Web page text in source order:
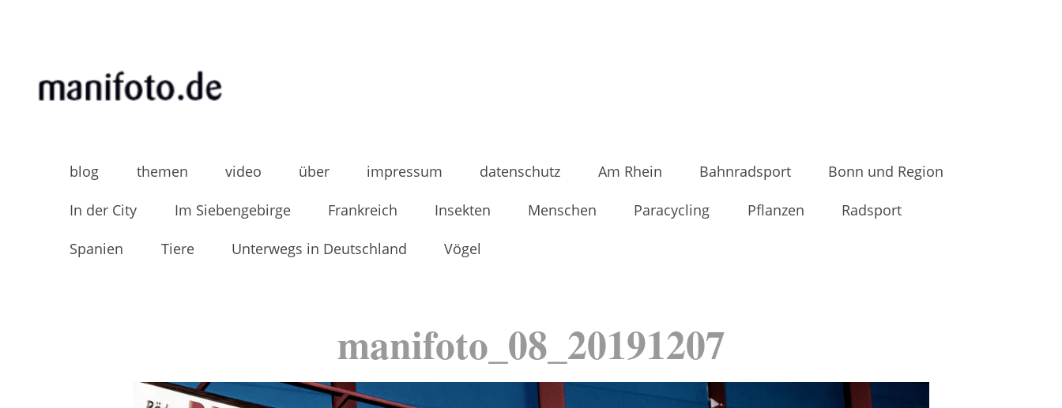
blog themen video über impressum datenschutz Am Rhein Bahnradsport Bonn und Region
In der City Im Siebengebirge Frankreich Insekten Menschen Paracycling Pflanzen Radsport
Spanien Tiere Unterwegs in Deutschland Vögel
manifoto_08_20191207